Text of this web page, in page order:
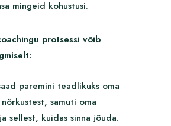
mingeid kohustusi.
protsessi võib
paremini teadlikuks oma
samuti oma
sellest, kuidas sinna jõuda.